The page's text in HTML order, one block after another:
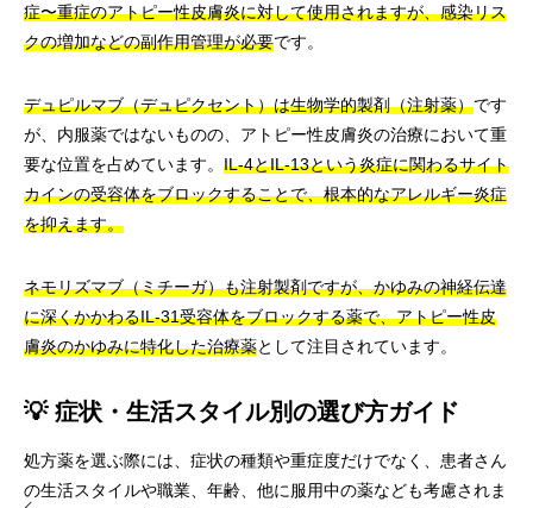
症〜重症のアトピー性皮膚炎に対して使用されますが、感染リス
クの増加などの副作用管理が必要です。
デュピルマブ（デュピクセント）は生物学的製剤（注射薬）です
が、内服薬ではないものの、アトピー性皮膚炎の治療において重
要な位置を占めています。 IL-4とIL-13という炎症に関わるサイト
カインの受容体をブロックすることで、根本的なアレルギー炎症
を抑えます。
ネモリズマブ（ミチーガ）も注射製剤ですが、かゆみの神経伝達
に深くかかわるIL-31受容体をブロックする薬で、アトピー性皮
膚炎のかゆみに特化した治療薬として注目されています。
💡 症状・生活スタイル別の選び方ガイド
処方薬を選ぶ際には、症状の種類や重症度だけでなく、患者さん
の生活スタイルや職業、年齢、他に服用中の薬なども考慮されま